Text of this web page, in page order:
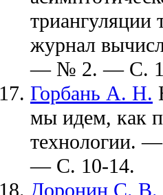
триангуляции
журнал
— № 2. — С.
Горбань А. Н.
мы идем, как
технологии.
— С. 10-14.
Доронин С. В.